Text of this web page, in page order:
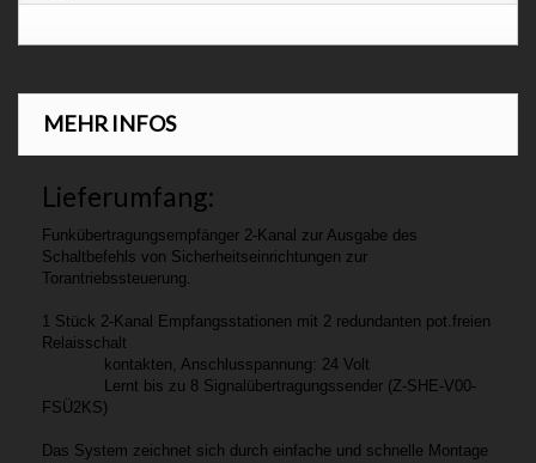
MEHR INFOS
Lieferumfang:
Funkübertragungsempfänger 2-Kanal zur Ausgabe des
Schaltbefehls von Sicherheitseinrichtungen zur
Torantriebssteuerung.
1 Stück 2-Kanal Empfangsstationen mit 2 redundanten pot.freien
Relaisschalt
kontakten, Anschlusspannung: 24 Volt
Lernt bis zu 8 Signalübertragungssender (Z-SHE-V00-
FSÜ2KS)
Das System zeichnet sich durch einfache und schnelle Montage